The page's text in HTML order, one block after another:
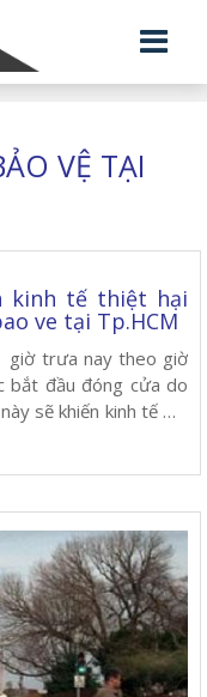
VỆ TẠI
kinh tế thiệt hại
ve tại Tp.HCM
giờ trưa nay theo giờ
bắt đầu đóng cửa do
sẽ khiến kinh tế Mỹ
phố Wall dự kiến